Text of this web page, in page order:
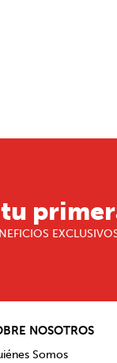
tu
NOSOTROS
Somos